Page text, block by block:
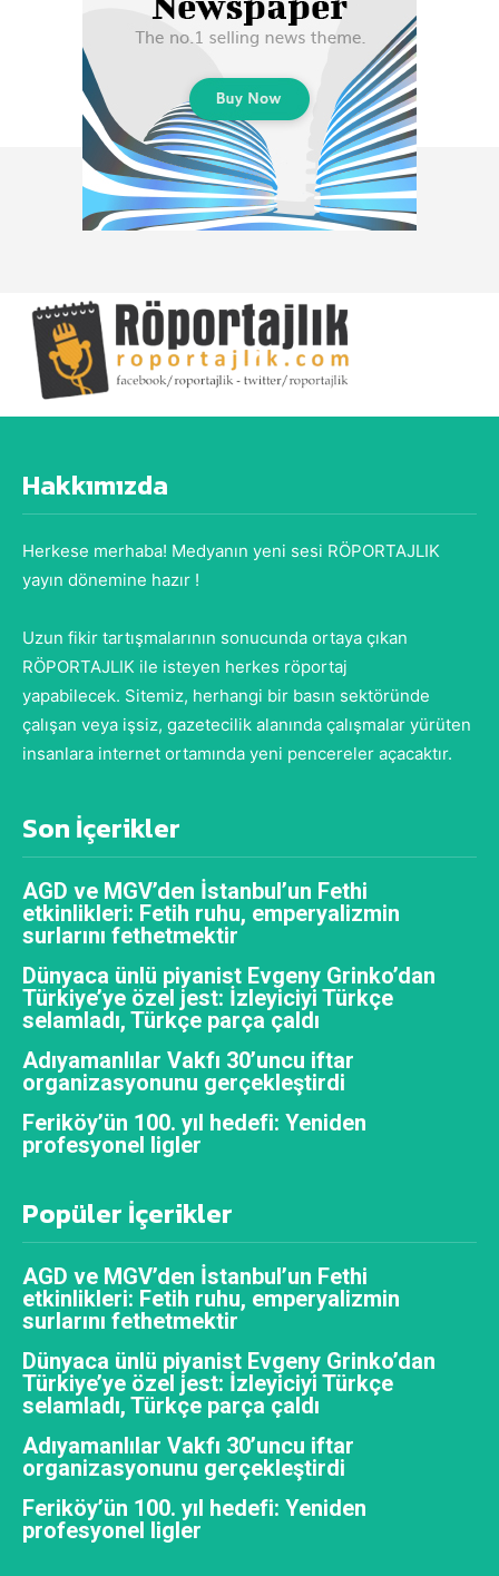
Hakkımızda
Herkese merhaba! Medyanın yeni sesi RÖPORTAJLIK
yayın dönemine hazır !
Uzun fikir tartışmalarının sonucunda ortaya çıkan
RÖPORTAJLIK ile isteyen herkes röportaj
yapabilecek. Sitemiz, herhangi bir basın sektöründe
çalışan veya işsiz, gazetecilik alanında çalışmalar yürüten
insanlara internet ortamında yeni pencereler açacaktır.
Son İçerikler
AGD ve MGV’den İstanbul’un Fethi
etkinlikleri: Fetih ruhu, emperyalizmin
surlarını fethetmektir
Dünyaca ünlü piyanist Evgeny Grinko’dan
Türkiye’ye özel jest: İzleyiciyi Türkçe
selamladı, Türkçe parça çaldı
Adıyamanlılar Vakfı 30’uncu iftar
organizasyonunu gerçekleştirdi
Feriköy’ün 100. yıl hedefi: Yeniden
profesyonel ligler
Popüler İçerikler
AGD ve MGV’den İstanbul’un Fethi
etkinlikleri: Fetih ruhu, emperyalizmin
surlarını fethetmektir
Dünyaca ünlü piyanist Evgeny Grinko’dan
Türkiye’ye özel jest: İzleyiciyi Türkçe
selamladı, Türkçe parça çaldı
Adıyamanlılar Vakfı 30’uncu iftar
organizasyonunu gerçekleştirdi
Feriköy’ün 100. yıl hedefi: Yeniden
profesyonel ligler